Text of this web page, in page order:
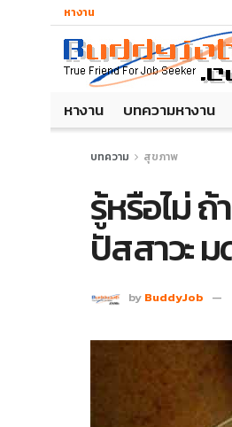
หางาน
หางาน บทความหางาน
บทความ สุขภาพ
รู้หรือไม่ ถ้
ปัสสาวะ
by BuddyJob